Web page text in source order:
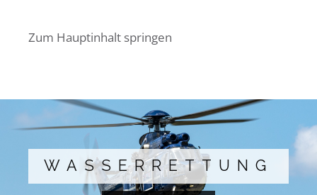
Zum Hauptinhalt springen
WASSERRETTUNG